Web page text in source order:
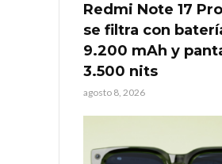
Redmi Note 17
se filtra con
9.200 mAh y
3.500 nits
agosto 8, 2026